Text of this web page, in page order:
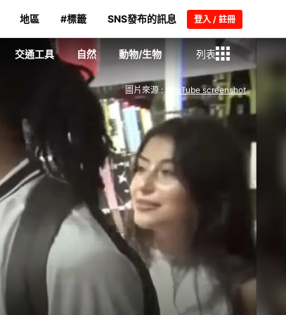
地區 #標籤 SNS發布的訊息 登入 / 註冊
交通工具 自然 動物/生物 列表
圖片來源 : YouTube screenshot